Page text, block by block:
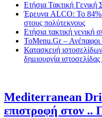
Ετήσια Τακτική
Έρευνα ALCO: Το
στους πολύτεκνους
Ετήσια τακτική
ToMenu.Gr – Ανέπαφοι
Κατασκευή
δημιουργία
Mediterranean
επιστροφή στον ..